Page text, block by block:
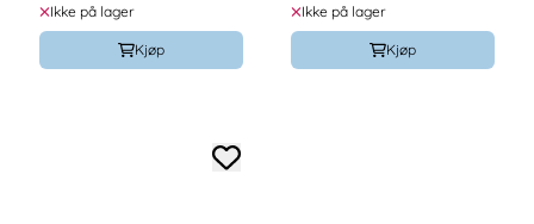
Ikke på lager
Kjøp
Ikke på lager
Kjøp